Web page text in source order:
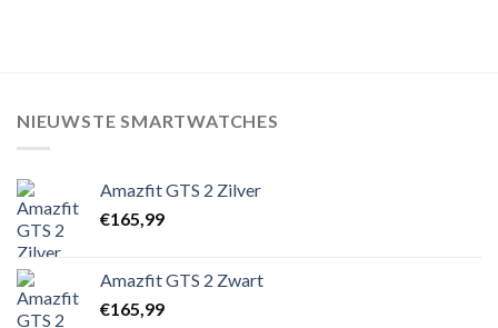
NIEUWSTE SMARTWATCHES
Amazfit GTS 2 Zilver
€165,99
Amazfit GTS 2 Zwart
€165,99